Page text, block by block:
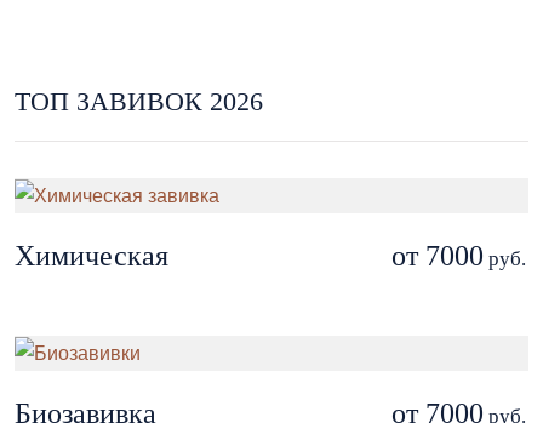
ТОП ЗАВИВОК 2026
Химическая от 7000 руб.
Биозавивка от 7000 руб.